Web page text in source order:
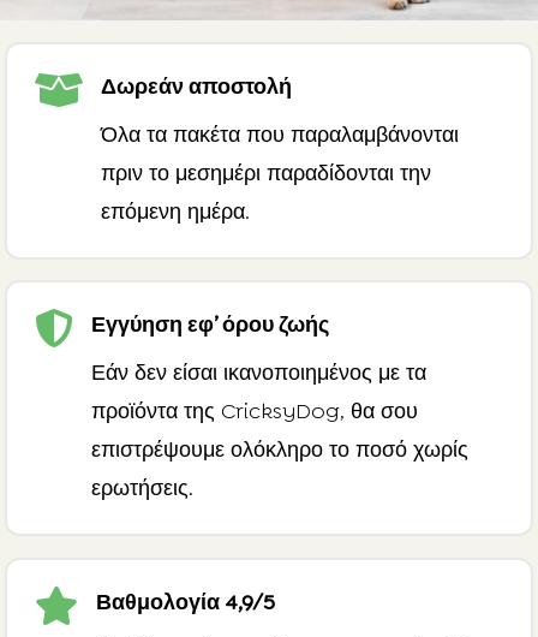

Δωρεάν αποστολή
Όλα τα πακέτα που παραλαμβάνονται
πριν το μεσημέρι παραδίδονται την
επόμενη ημέρα.

Εγγύηση εφ’ όρου ζωής
Εάν δεν είσαι ικανοποιημένος με τα
προϊόντα της CricksyDog, θα σου
επιστρέψουμε ολόκληρο το ποσό χωρίς
ερωτήσεις.

Βαθμολογία 4,9/5